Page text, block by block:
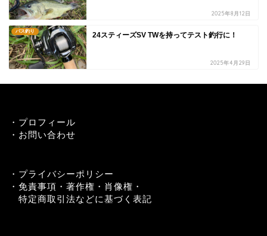
2025年8月12日
バス釣り 24スティーズSV TWを持ってテスト釣行に！
2025年4月29日
・ プロフィール
・ お問い合わせ
・ プライバシーポリシー
・ 免責事項・著作権・肖像権・
特定商取引法などに基づく表記